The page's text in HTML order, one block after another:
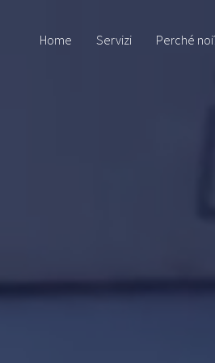
Home Servizi Perché